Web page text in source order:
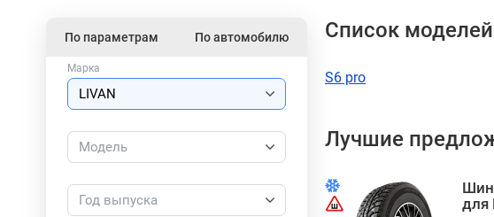
По параметрам По автомобилю
Марка
Модель
Год выпуска
Список
S6 pro
Лучшие
для